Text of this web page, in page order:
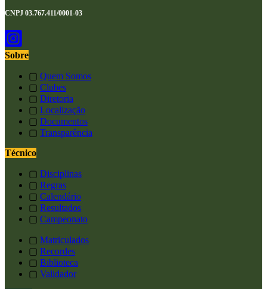
CNPJ 03.767.411/0001-03
Sobre
▢ Quem Somos
▢ Clubes
▢ Diretoria
▢ Localização
▢ Documentos
▢ Transparência
Técnico
▢ Disciplinas
▢ Regras
▢ Calendário
▢ Resultados
▢ Campeonato
▢ Matriculados
▢ Recordes
▢ Biblioteca
▢ Validador